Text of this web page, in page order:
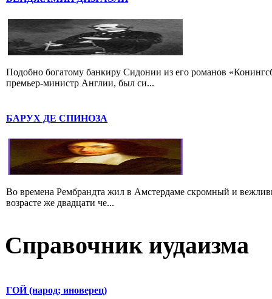
Подобно богатому банкиру Сидонии из его романов
премьер-министр Англии, был си...
БАРУХ ДЕ СПИНОЗА
Во времена Рембрандта жил в Амстердаме скромный и
возрасте же двадцати че...
Справочник иудаизма
ГОЙ (народ; иноверец)